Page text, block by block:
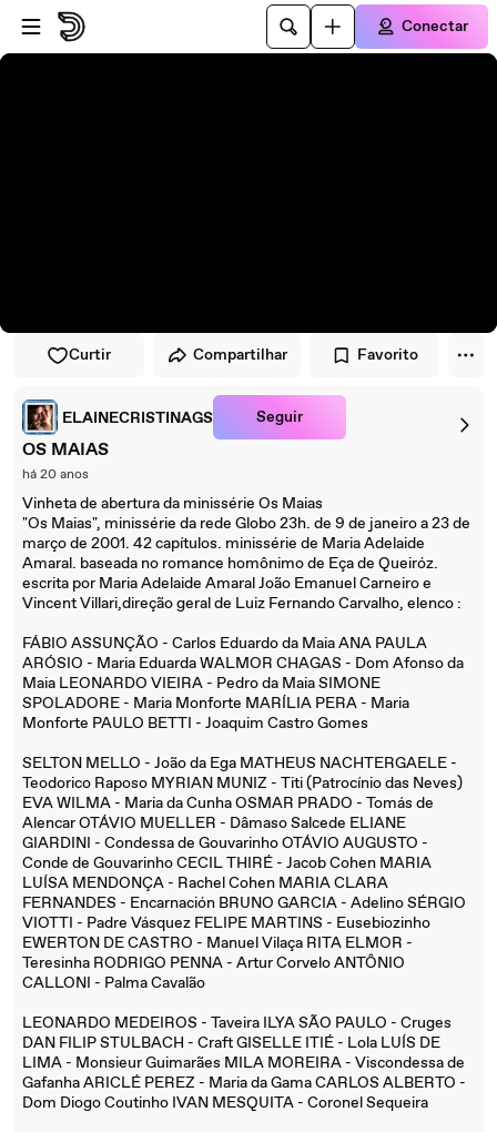
Pular para o player
Ir para o conteúdo principal
Conectar
Curtir Compartilhar Favorito
ELAINECRISTINAGS Seguir
OS MAIAS
há 20 anos
Vinheta de abertura da minissérie Os Maias
"Os Maias", minissérie da rede Globo 23h. de 9 de janeiro a 23 de
março de 2001. 42 capítulos. minissérie de Maria Adelaide
Amaral. baseada no romance homônimo de Eça de Queiróz.
escrita por Maria Adelaide Amaral João Emanuel Carneiro e
Vincent Villari,direção geral de Luiz Fernando Carvalho, elenco :
FÁBIO ASSUNÇÃO - Carlos Eduardo da Maia ANA PAULA
ARÓSIO - Maria Eduarda WALMOR CHAGAS - Dom Afonso da
Maia LEONARDO VIEIRA - Pedro da Maia SIMONE
SPOLADORE - Maria Monforte MARÍLIA PERA - Maria
Monforte PAULO BETTI - Joaquim Castro Gomes
SELTON MELLO - João da Ega MATHEUS NACHTERGAELE -
Teodorico Raposo MYRIAN MUNIZ - Titi (Patrocínio das Neves)
EVA WILMA - Maria da Cunha OSMAR PRADO - Tomás de
Alencar OTÁVIO MUELLER - Dâmaso Salcede ELIANE
GIARDINI - Condessa de Gouvarinho OTÁVIO AUGUSTO -
Conde de Gouvarinho CECIL THIRÉ - Jacob Cohen MARIA
LUÍSA MENDONÇA - Rachel Cohen MARIA CLARA
FERNANDES - Encarnación BRUNO GARCIA - Adelino SÉRGIO
VIOTTI - Padre Vásquez FELIPE MARTINS - Eusebiozinho
EWERTON DE CASTRO - Manuel Vilaça RITA ELMOR -
Teresinha RODRIGO PENNA - Artur Corvelo ANTÔNIO
CALLONI - Palma Cavalão
LEONARDO MEDEIROS - Taveira ILYA SÃO PAULO - Cruges
DAN FILIP STULBACH - Craft GISELLE ITIÉ - Lola LUÍS DE
LIMA - Monsieur Guimarães MILA MOREIRA - Viscondessa de
Gafanha ARICLÉ PEREZ - Maria da Gama CARLOS ALBERTO -
Dom Diogo Coutinho IVAN MESQUITA - Coronel Sequeira